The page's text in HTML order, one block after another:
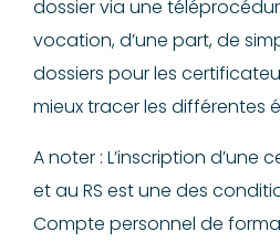
dossier via une
vocation, d’une part, de
dossiers pour les
mieux tracer les différentes
A noter : L’inscription d’une
et au RS est une des
Compte personnel de